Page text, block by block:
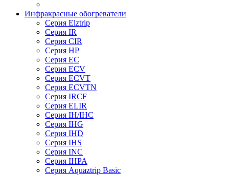
Инфракрасные обогреватели
Серия Elztrip
Серия IR
Серия CIR
Серия HP
Серия EC
Серия ECV
Серия ECVT
Серия ECVTN
Серия IRCF
Серия ELIR
Серия IH/IHC
Серия IHG
Серия IHD
Серия IHS
Серия INC
Серия IHPA
Серия Aquaztrip Basic